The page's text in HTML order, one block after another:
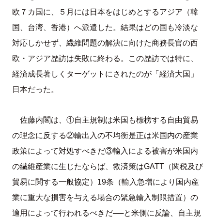
欧７カ国に、５月には日本をはじめとするアジア（韓
国、台湾、香港）へ派遣した。結果はどの国も冷淡な
対応しかせず、繊維問題の解決に向けた商務長官の西
欧・アジア歴訪は失敗に終わる。この歴訪では特に、
経済成長著しくターゲットにされたのが「経済大国」
日本だった。
佐藤内閣は、①自主規制は米国も標榜する自由貿易
の理念に反する②輸出入の不均衡是正は米国内の産業
政策によって対処すべきだ③輸入による被害が米国内
の繊維産業に生じたならば、救済策はGATT（関税及び
貿易に関する一般協定）19条（輸入急増により国内産
業に重大な損害を与える場合の緊急輸入制限措置）の
適用によって行われるべきだ──と米側に反論、自主規